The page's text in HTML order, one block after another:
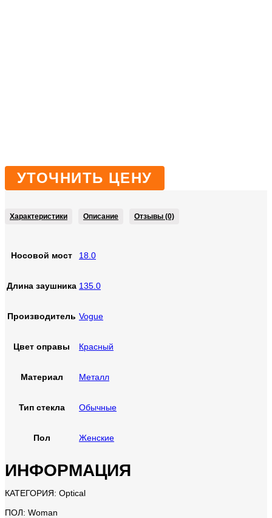
УТОЧНИТЬ ЦЕНУ
Характеристики Описание Отзывы (0)
Носовой мост 18.0
Длина заушника 135.0
Производитель Vogue
Цвет оправы Красный
Материал Металл
Тип стекла Обычные
Пол Женские
ИНФОРМАЦИЯ
КАТЕГОРИЯ: Optical
ПОЛ: Woman